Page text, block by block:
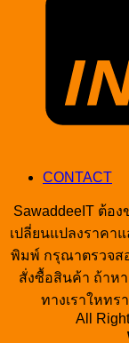
CONTACT
SawaddeeIT ต้อ
เปลี่ยนแปลงราคา
พิมพ์ กรุณาตรวจส
สั่งซื้อสินค้า ถ้าห
ทางเราใหทร
All